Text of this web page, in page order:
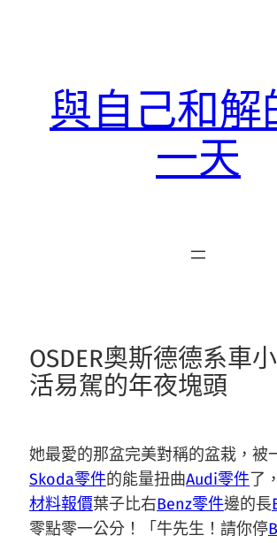
與自己和解
一天
OSDER奧斯德德系車
活易駕的年夜塊頭
她最愛的那盆完美對稱的盆栽，被
Skoda零件的能量扭曲Audi零件了
材料報價葉子比右Benz零件邊的長
零點零一公分！「牛先生！請你停